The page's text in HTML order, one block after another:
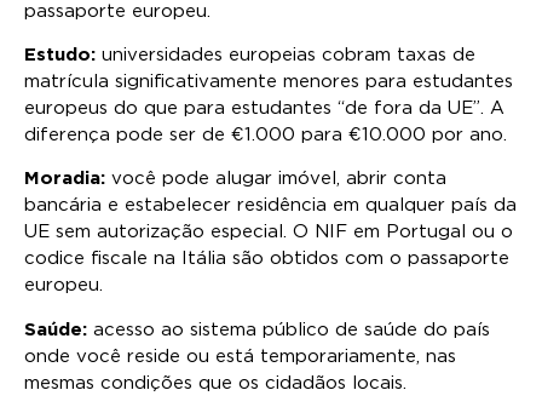
passaporte europeu.
Estudo: universidades europeias cobram taxas de
matrícula significativamente menores para estudantes
europeus do que para estudantes “de fora da UE”. A
diferença pode ser de €1.000 para €10.000 por ano.
Moradia: você pode alugar imóvel, abrir conta
bancária e estabelecer residência em qualquer país da
UE sem autorização especial. O NIF em Portugal ou o
codice fiscale na Itália são obtidos com o passaporte
europeu.
Saúde: acesso ao sistema público de saúde do país
onde você reside ou está temporariamente, nas
mesmas condições que os cidadãos locais.